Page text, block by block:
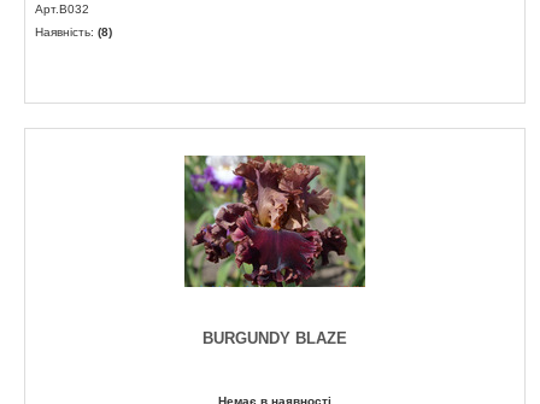
Арт.B032
Наявність: (8)
BURGUNDY BLAZE
Немає в наявності